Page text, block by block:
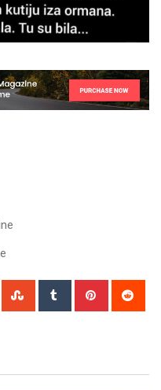
WhatsappStumbleUpon
Tumblr Pinterest